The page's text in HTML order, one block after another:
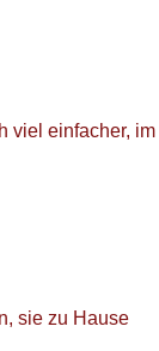
viel einfacher,
sie zu Hause